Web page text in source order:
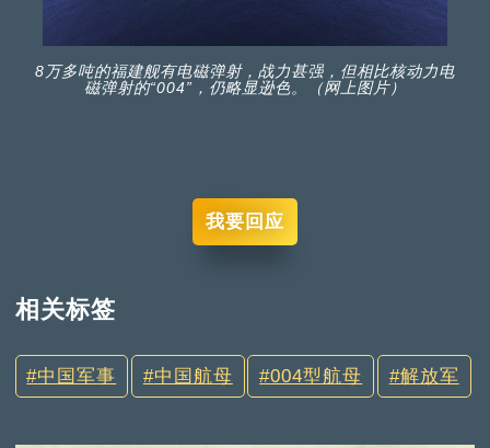
8万多吨的福建舰有电磁弹射，战力甚强，但相比核动力电
磁弹射的“004”，仍略显逊色。（网上图片）
我要回应
相关标签
中国军事 中国航母 004型航母 解放军